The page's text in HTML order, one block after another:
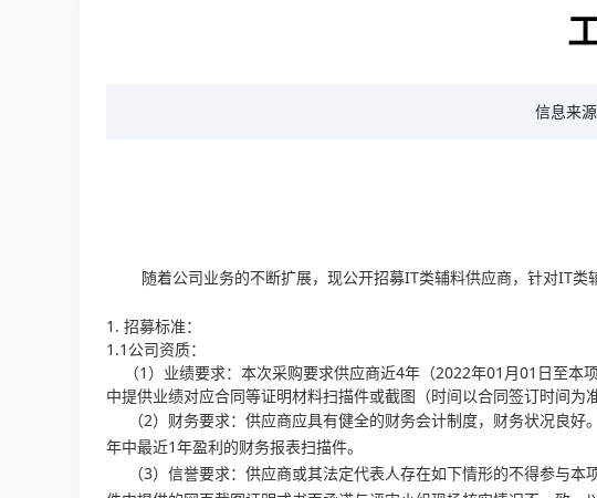
信息来源
随着公司业务的不断扩展，现公开招募IT类辅料供应商，针对IT类
1. 招募标准：
1.1公司资质：
（1）业绩要求：本次采购要求供应商近4年（2022年01月01日至
中提供业绩对应合同等证明材料扫描件或截图（时间以合同签订时间为
（2）财务要求：供应商应具有健全的财务会计制度，财务状况良
年中最近1年盈利的财务报表扫描件。
（3）信誉要求：供应商或其法定代表人存在如下情形的不得参与